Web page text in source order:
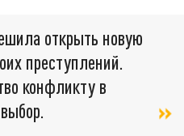
открыть новую
преступлений.
конфликту в